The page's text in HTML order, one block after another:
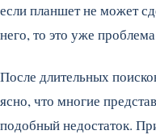
если планшет не может
него, то это уже
После длительных
ясно, что многие
подобный недостаток.